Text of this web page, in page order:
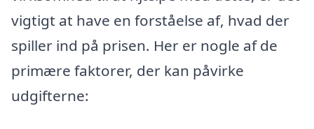
vigtigt at have en forståelse af, hvad der
spiller ind på prisen. Her er nogle af de
primære faktorer, der kan påvirke
udgifterne: